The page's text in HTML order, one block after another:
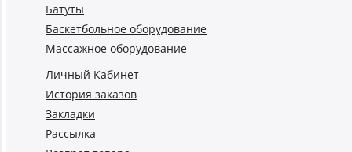
Батуты
Баскетбольное оборудование
Массажное оборудование
Личный Кабинет
История заказов
Закладки
Рассылка